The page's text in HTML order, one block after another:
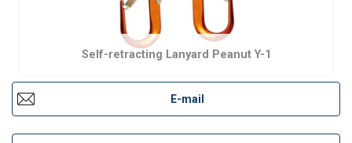
Self-retracting Lanyard Peanut Y-1
E-mail